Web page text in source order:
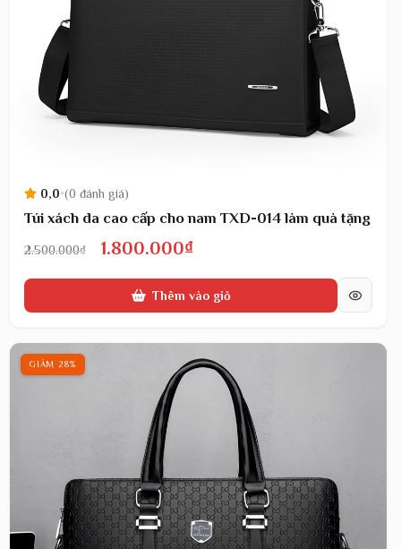
0,0•(0 đánh giá)
Túi xách da cao cấp cho nam TXD-014 làm quà tặng
2.500.000₫
Giá
gốc
1.800.000₫Giá
hiện
tại
1.800.000₫.
Thêm vào giỏ
GIẢM 28%